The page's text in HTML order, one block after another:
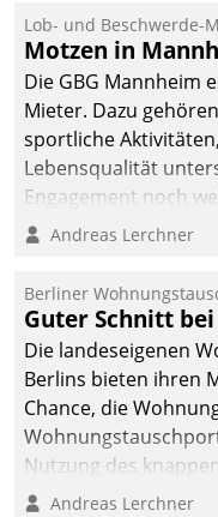
Ressort Kapitalanlage
künftige Aufgaben
Herausforderungen
gerüstet.
Lob- und Beschwerde-
Motzen in
Die GBG Mannheim
Mieter. Dazu
sportliche
Lebensqualität
Engagement noch
von Beschwerden –
und Beschwerde-
ein.
Andreas Lerchner
Berliner
Guter Schnitt
Die landeseigenen
Berlins bieten ihren
Chance, die
Nutzung des
Anwendungsfall für
Andreas Lerchner